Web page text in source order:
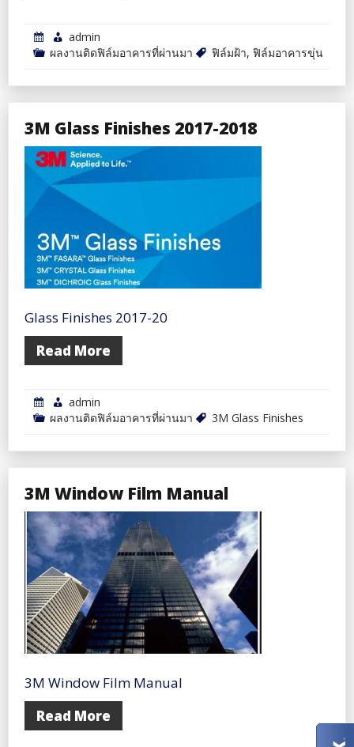
admin
ผลงานติดฟิล์มอาคารที่ผ่านมา
ฟิล์มฝ้า, ฟิล์มอาคารขุ่น
3M Glass Finishes 2017-2018
Glass Finishes 2017-20
Read More
admin
ผลงานติดฟิล์มอาคารที่ผ่านมา
3M Glass Finishes
3M Window Film Manual
3M Window Film Manual
Read More